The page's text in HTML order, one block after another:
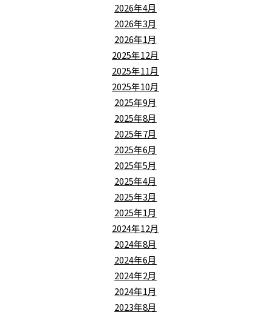
2026年4月
2026年3月
2026年1月
2025年12月
2025年11月
2025年10月
2025年9月
2025年8月
2025年7月
2025年6月
2025年5月
2025年4月
2025年3月
2025年1月
2024年12月
2024年8月
2024年6月
2024年2月
2024年1月
2023年8月